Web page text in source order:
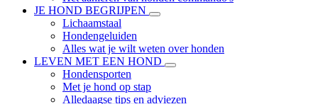
JE HOND BEGRIJPEN
Lichaamstaal
Hondengeluiden
Alles wat je wilt weten over honden
LEVEN MET EEN HOND
Hondensporten
Met je hond op stap
Alledaagse tips en adviezen